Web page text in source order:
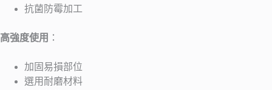
抗菌防霉加工
高強度使用 ：
加固易損部位
選用耐磨材料